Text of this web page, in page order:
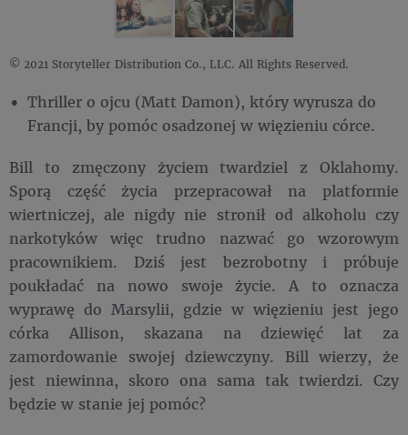
© 2021 Storyteller Distribution Co., LLC. All Rights Reserved.
Thriller o ojcu (Matt Damon), który wyrusza do
Francji, by pomóc osadzonej w więzieniu córce.
Bill to zmęczony życiem twardziel z Oklahomy.
Sporą część życia przepracował na platformie
wiertniczej, ale nigdy nie stronił od alkoholu czy
narkotyków więc trudno nazwać go wzorowym
pracownikiem. Dziś jest bezrobotny i próbuje
poukładać na nowo swoje życie. A to oznacza
wyprawę do Marsylii, gdzie w więzieniu jest jego
córka Allison, skazana na dziewięć lat za
zamordowanie swojej dziewczyny. Bill wierzy, że
jest niewinna, skoro ona sama tak twierdzi. Czy
będzie w stanie jej pomóc?